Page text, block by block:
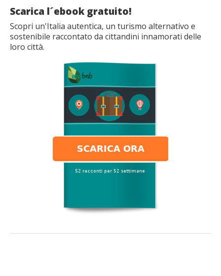
Scarica l´ebook gratuito!
Scopri un'Italia autentica, un turismo alternativo e
sostenibile raccontato da cittandini innamorati delle
loro città.